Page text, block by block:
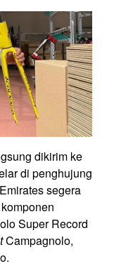
dikirim ke
di penghujung
segera
Super Record
Campagnolo,